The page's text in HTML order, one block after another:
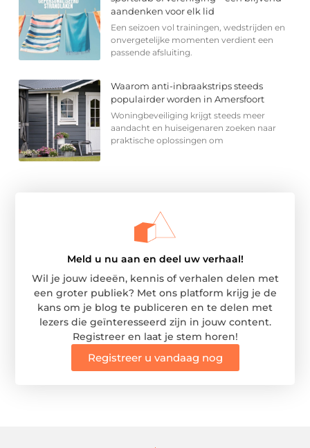
aandenken voor elk lid
Een seizoen vol trainingen, wedstrijden en
onvergetelijke momenten verdient een
passende afsluiting.
Waarom anti-inbraakstrips steeds
populairder worden in Amersfoort
Woningbeveiliging krijgt steeds meer
aandacht en huiseigenaren zoeken naar
praktische oplossingen om
Meld u nu aan en deel uw verhaal!
Wil je jouw ideeën, kennis of verhalen delen met
een groter publiek? Met ons platform krijg je de
kans om je blog te publiceren en te delen met
lezers die geïnteresseerd zijn in jouw content.
Registreer en laat je stem horen!
Registreer u vandaag nog